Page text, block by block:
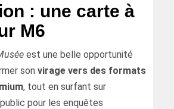
: une carte à
M6
est une belle opportunité
son virage vers des formats
, tout en surfant sur
pour les enquêtes